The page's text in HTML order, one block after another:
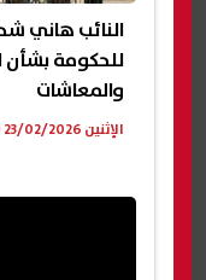
النائب هاني
للحكومة بشأن
والمعاشات
الإثنين 23/02/2026 11:50 م